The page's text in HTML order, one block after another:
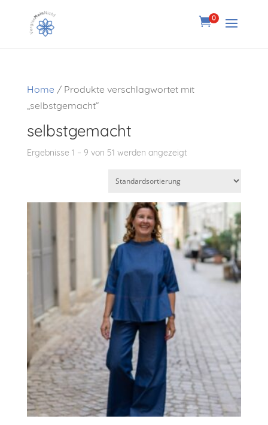
0
Home / Produkte verschlagwortet mit
„selbstgemacht“
selbstgemacht
Ergebnisse 1 – 9 von 51 werden angezeigt